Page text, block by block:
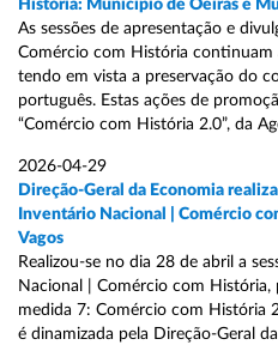
História: Município de Oeiras e
As sessões de apresentação e
Comércio com História
tendo em vista a preservação do
português. Estas ações de
“Comércio com História 2.0”, da
2026-04-29
Direção-Geral da Economia
Inventário Nacional | Comércio
Vagos
Realizou-se no dia 28 de abril a
Nacional | Comércio com História,
medida 7: Comércio com História
é dinamizada pela Direção-Geral